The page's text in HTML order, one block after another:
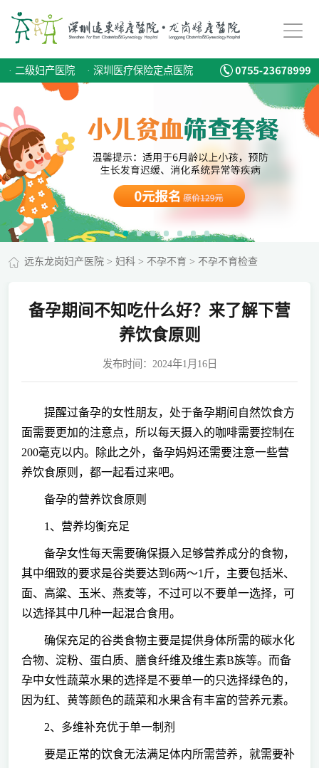
· 二级妇产医院 · 深圳医疗保险定点医院
远东龙岗妇产医院> 妇科> 不孕不育 > 不孕不育检查
备孕期间不知吃什么好？来了解下营
养饮食原则
发布时间：2024年1月16日
提醒过备孕的女性朋友，处于备孕期间自然饮食方
面需要更加的注意点，所以每天摄入的咖啡需要控制在
200毫克以内。除此之外，备孕妈妈还需要注意一些营
养饮食原则，都一起看过来吧。
备孕的营养饮食原则
1、营养均衡充足
备孕女性每天需要确保摄入足够营养成分的食物，
其中细致的要求是谷类要达到6两～1斤，主要包括米、
面、高粱、玉米、燕麦等，不过可以不要单一选择，可
以选择其中几种一起混合食用。
确保充足的谷类食物主要是提供身体所需的碳水化
合物、淀粉、蛋白质、膳食纤维及维生素B族等。而备
孕中女性蔬菜水果的选择是不要单一的只选择绿色的，
因为红、黄等颜色的蔬菜和水果含有丰富的营养元素。
2、多维补充优于单一制剂
要是正常的饮食无法满足体内所需营养，就需要补